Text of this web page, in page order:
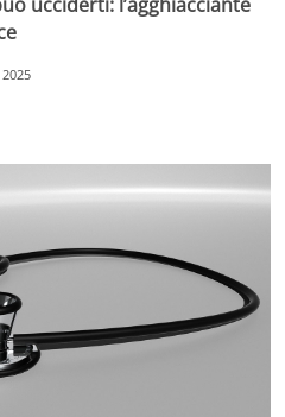
ucciderti: l’agghiacciante